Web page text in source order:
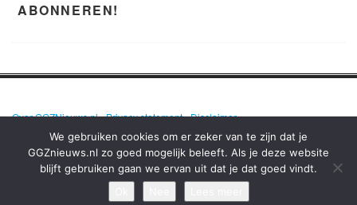
Over GGZNieuws.nl•Privacy statement•Disclaimer
GGZNIEUWS.NL – ELKE DAG HET NIEUWS OVER MENTALE GEZONDHEID
EN DE GGZ OP EEN RIJ!
We gebruiken cookies om er zeker van te zijn dat je
GGZnieuws.nl zo goed mogelijk beleeft. Als je deze website
blijft gebruiken gaan we ervan uit dat je dat goed vindt.